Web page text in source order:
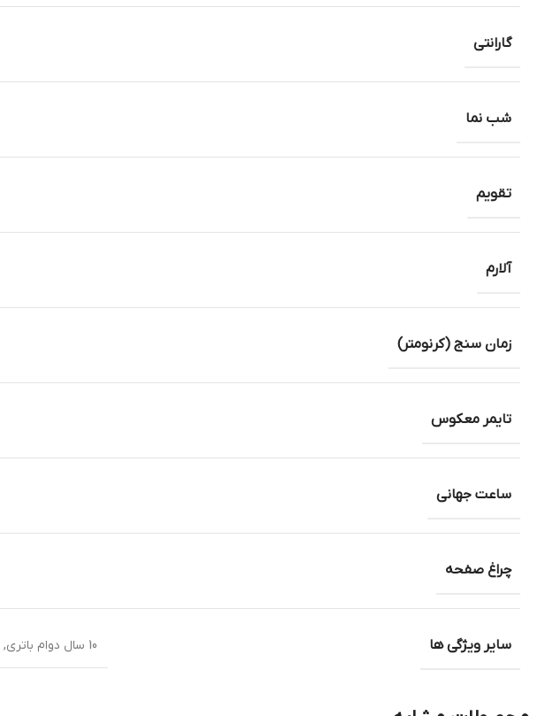
گارانتی
شب نما
تقویم
آلارم
زمان سنج (کرنومتر)
تایمر معکوس
ساعت جهانی
چراغ صفحه
سایر ویژگی ها 10 سال دوام باتری ,